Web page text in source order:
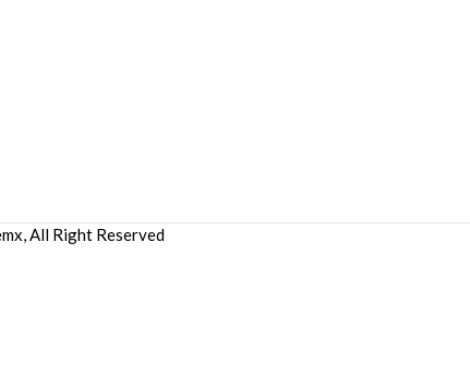
All Right Reserved